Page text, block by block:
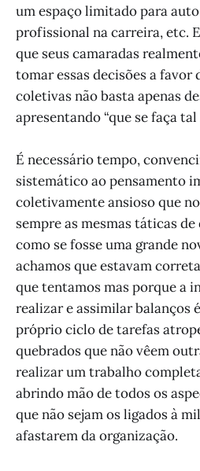
um espaço limitado para
profissional na carreira, etc.
que seus camaradas
tomar essas decisões a favor
coletivas não basta apenas
apresentando “que se faça tal
É necessário tempo,
sistemático ao pensamento
coletivamente ansioso que
sempre as mesmas táticas
como se fosse uma grande
achamos que estavam
que tentamos mas porque a
realizar e assimilar balanços
próprio ciclo de tarefas
quebrados que não vêem
realizar um trabalho
abrindo mão de todos os
que não sejam os ligados à
afastarem da organização.